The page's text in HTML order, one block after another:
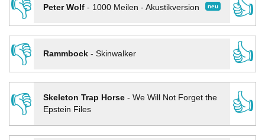
👎
neu
Peter Wolf- 1000 Meilen - Akustikversion
👍
👎
Rammbock- Skinwalker
👍
👎
Skeleton Trap Horse- We Will Not Forget the
Epstein Files
👍